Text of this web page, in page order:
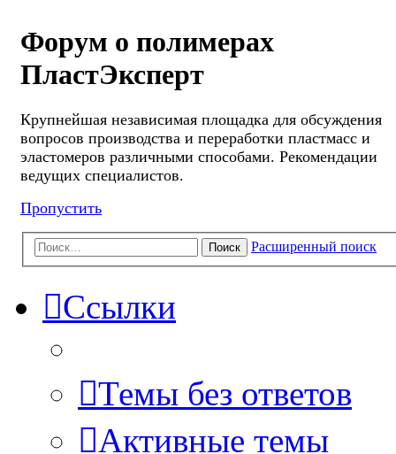
Форум о полимерах
ПластЭксперт
Крупнейшая независимая площадка для обсуждения
вопросов производства и переработки пластмасс и
эластомеров различными способами. Рекомендации
ведущих специалистов.
Пропустить
Поиск Расширенный поиск
Ссылки
Темы без ответов
Активные темы